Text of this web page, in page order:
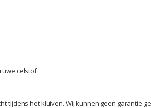
ruwe celstof
tijdens het kluiven. Wij kunnen geen garantie